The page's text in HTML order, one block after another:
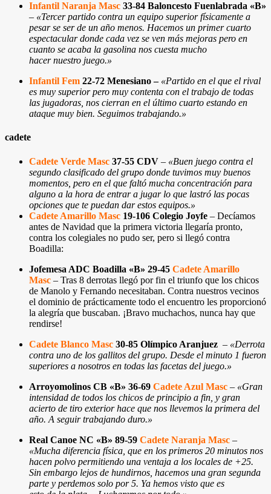
Infantil Naranja Masc 33-84 Baloncesto Fuenlabrada «B»
– «Tercer partido contra un equipo superior físicamente a
pesar se ser de un año menos. Hacemos un primer cuarto
espectacular donde cada vez se ven más mejoras pero en
cuanto se acaba la gasolina nos cuesta mucho
hacer nuestro juego.»
Infantil Fem 22-72 Menesiano – «Partido en el que el rival
es muy superior pero muy contenta con el trabajo de todas
las jugadoras, nos cierran en el último cuarto estando en
ataque muy bien. Seguimos trabajando.»
cadete
Cadete Verde Masc 37-55 CDV – «Buen juego contra el
segundo clasificado del grupo donde tuvimos muy buenos
momentos, pero en el que faltó mucha concentración para
alguno a la hora de entrar a jugar lo que lastró las pocas
opciones que te puedan dar estos equipos.»
Cadete Amarillo Masc 19-106 Colegio Joyfe – Decíamos
antes de Navidad que la primera victoria llegaría pronto,
contra los colegiales no pudo ser, pero si llegó contra
Boadilla:
Jofemesa ADC Boadilla «B» 29-45 Cadete Amarillo
Masc – Tras 8 derrotas llegó por fin el triunfo que los chicos
de Manolo y Fernando necesitaban. Contra nuestros vecinos
el dominio de prácticamente todo el encuentro les proporcionó
la alegría que buscaban. ¡Bravo muchachos, nunca hay que
rendirse!
Cadete Blanco Masc 30-85 Olímpico Aranjuez – «Derrota
contra uno de los gallitos del grupo. Desde el minuto 1 fueron
superiores a nosotros en todas las facetas del juego.»
Arroyomolinos CB «B» 36-69 Cadete Azul Masc – «Gran
intensidad de todos los chicos de principio a fin, y gran
acierto de tiro exterior hace que nos llevemos la primera del
año. A seguir trabajando duro.»
Real Canoe NC «B» 89-59 Cadete Naranja Masc –
«Mucha diferencia física, que en los primeros 20 minutos nos
hacen polvo permitiendo una ventaja a los locales de +25.
Sin embargo lejos de hundirnos, hacemos una gran segunda
parte y perdemos solo por 5. Ya hemos visto que es